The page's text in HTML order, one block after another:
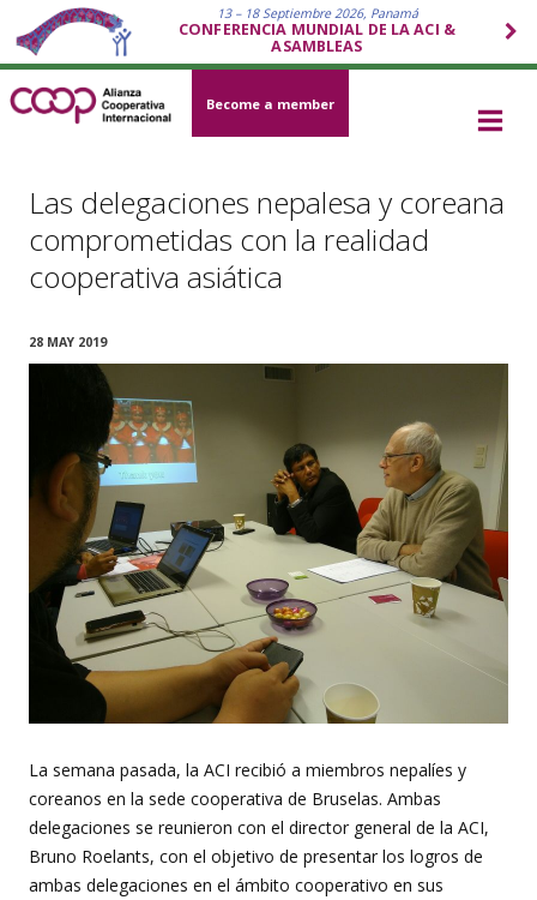
13 – 18 Septiembre 2026, Panamá
CONFERENCIA MUNDIAL DE LA ACI &
ASAMBLEAS
Become a member
Las delegaciones nepalesa y coreana
comprometidas con la realidad
cooperativa asiática
28 MAY 2019
La semana pasada, la ACI recibió a miembros nepalíes y
coreanos en la sede cooperativa de Bruselas. Ambas
delegaciones se reunieron con el director general de la ACI,
Bruno Roelants, con el objetivo de presentar los logros de
ambas delegaciones en el ámbito cooperativo en sus